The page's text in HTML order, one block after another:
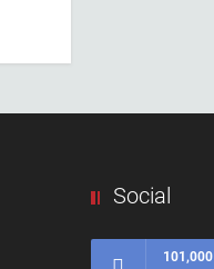
Social
101,000